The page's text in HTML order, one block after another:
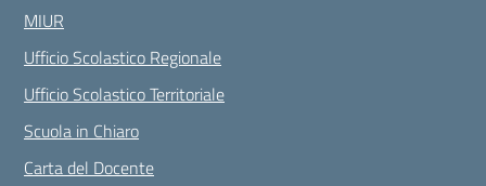
MIUR
Ufficio Scolastico Regionale
Ufficio Scolastico Territoriale
Scuola in Chiaro
Carta del Docente